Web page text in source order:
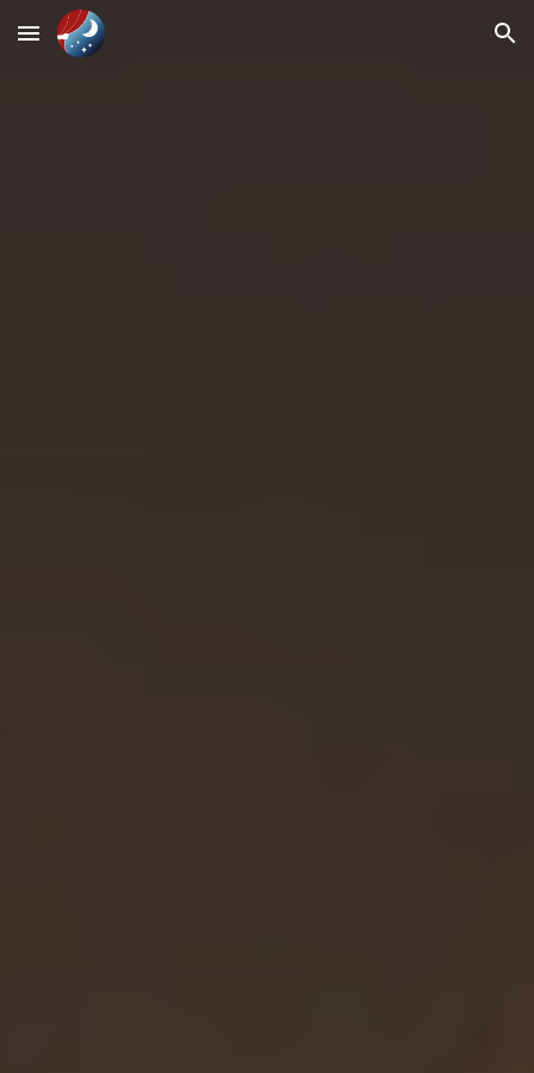
Skip to main content Skip to navigation